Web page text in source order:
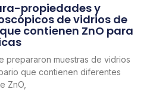
propiedades y
de vidrios de
contienen ZnO para
prepararon muestras de vidrios
que contienen diferentes
ZnO,